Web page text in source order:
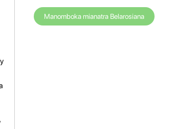
Manomboka mianatra Belarosiana